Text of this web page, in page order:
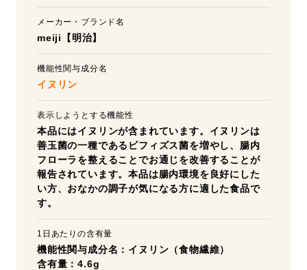
メーカー・ブランド名
meiji【明治】
機能性関与成分名
イヌリン
表示しようとする機能性
本品にはイヌリンが含まれています。イヌリンは
善玉菌の一種であるビフィズス菌を増やし、腸内
フローラを整えることでお通じを改善することが
報告されています。本品は腸内環境を良好にした
い方、おなかの調子が気になる方に適した食品で
す。
1日あたりの含有量
機能性関与成分名：イヌリン（食物繊維）
含有量：4.6g